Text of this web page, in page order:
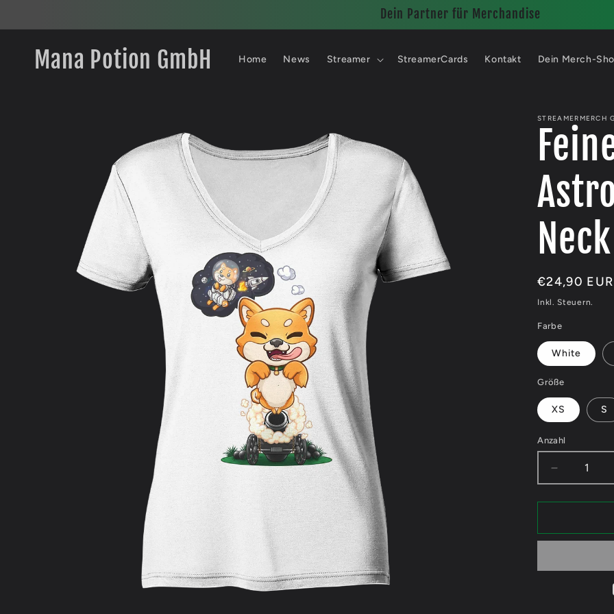
Inhalt
Dein Partner für Merchandise
Mana Potion GmbH Home News Streamer StreamerCards Kontakt Dein Merch-
STREAMERMERCH
Normaler
Preis
€24,90 EUR
Inkl. Steuern.
Farbe
White
Größe
XS S
Anzahl
Verringere
die
Menge
-